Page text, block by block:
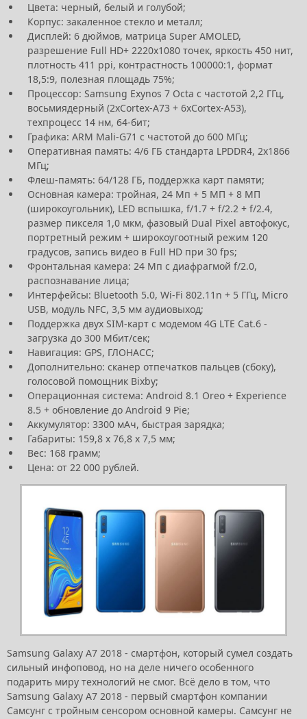
Цвета: черный, белый и голубой;
Корпус: закаленное стекло и металл;
Дисплей: 6 дюймов, матрица Super AMOLED,
разрешение Full HD+ 2220х1080 точек, яркость 450 нит,
плотность 411 ppi, контрастность 100000:1, формат
18,5:9, полезная площадь 75%;
Процессор: Samsung Exynos 7 Octa с частотой 2,2 ГГц,
восьмиядерный (2xCortex-A73 + 6xCortex-A53),
техпроцесс 14 нм, 64-бит;
Графика: ARM Mali-G71 с частотой до 600 МГц;
Оперативная память: 4/6 ГБ стандарта LPDDR4, 2х1866
МГц;
Флеш-память: 64/128 ГБ, поддержка карт памяти;
Основная камера: тройная, 24 Мп + 5 МП + 8 МП
(широкоугольник), LED вспышка, f/1.7 + f/2.2 + f/2.4,
размер пикселя 1,0 мкм, фазовый Dual Pixel автофокус,
портретный режим + широкоугоотный режим 120
градусов, запись видео в Full HD при 30 fps;
Фронтальная камера: 24 Мп с диафрагмой f/2.0,
распознавание лица;
Интерфейсы: Bluetooth 5.0, Wi-Fi 802.11n + 5 ГГц, Micro
USB, модуль NFC, 3,5 мм аудиовыход;
Поддержка двух SIM-карт с модемом 4G LTE Cat.6 -
загрузка до 300 Мбит/сек;
Навигация: GPS, ГЛОНАСС;
Дополнительно: сканер отпечатков пальцев (сбоку),
голосовой помощник Bixby;
Операционная система: Android 8.1 Oreo + Experience
8.5 + обновление до Android 9 Pie;
Аккумулятор: 3300 мАч, быстрая зарядка;
Габариты: 159,8 х 76,8 х 7,5 мм;
Вес: 168 грамм;
Цена: от 22 000 рублей.
Samsung Galaxy A7 2018 - смартфон, который сумел создать
сильный инфоповод, но на деле ничего особенного
подарить миру технологий не смог. Всё дело в том, что
Samsung Galaxy A7 2018 - первый смартфон компании
Самсунг с тройным сенсором основной камеры. Самсунг не